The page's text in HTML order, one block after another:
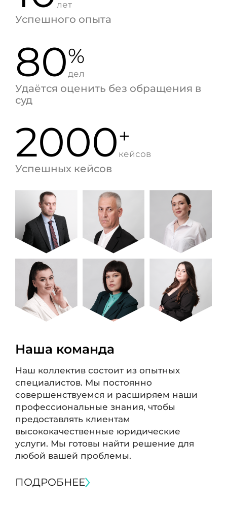
лет
Успешного опыта
80%
дел
Удаётся оценить без обращения в
суд
2000+
кейсов
Успешных кейсов
Наша команда
Наш коллектив состоит из опытных
специалистов. Мы постоянно
совершенствуемся и расширяем наши
профессиональные знания, чтобы
предоставлять клиентам
высококачественные юридические
услуги. Мы готовы найти решение для
любой вашей проблемы.
ПОДРОБНЕЕ